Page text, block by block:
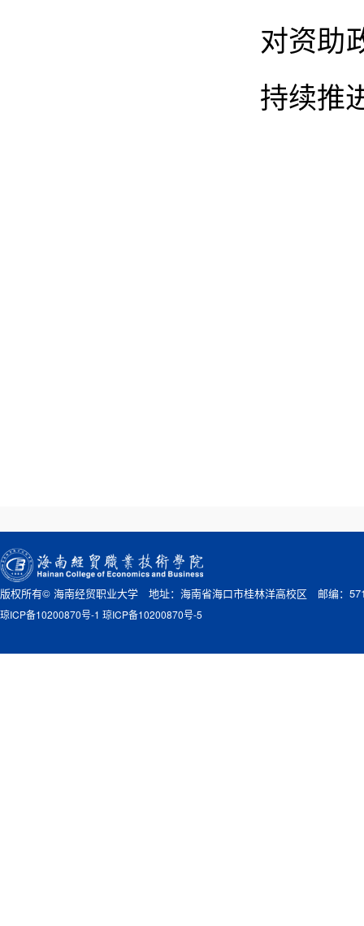
对资助
持续推
版权所有© 海南经贸职业大学 地址：海南省海口市桂林洋高校区 邮编：
琼ICP备10200870号-1 琼ICP备10200870号-5